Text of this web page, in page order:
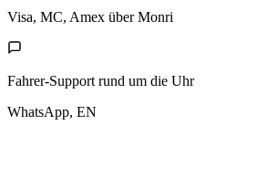
Visa, MC, Amex über Monri
Fahrer-Support rund um die Uhr
WhatsApp, EN